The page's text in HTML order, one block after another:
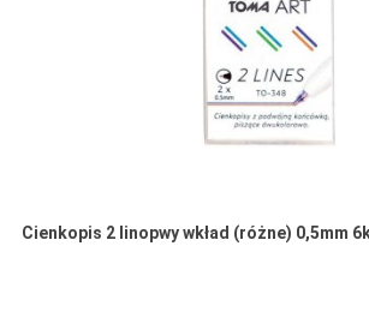
Cienkopis 2 linopwy wkład (różne) 0,5mm